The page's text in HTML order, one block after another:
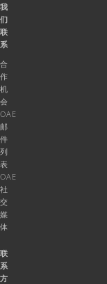
我
们
联
系
合
作
机
会
OAE
邮
件
列
表
OAE
社
交
媒
体
联
系
方